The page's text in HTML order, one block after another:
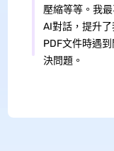
壓縮等等。我
AI對話，提升
PDF文件時遇
決問題。